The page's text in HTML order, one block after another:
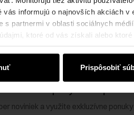
vás informujú o najnovších akciách
s partnermi v oblasti sociálnych
ktoré od vás získali alebo
Prispôsobiť
noviniek a využite exkluzívne ponuky